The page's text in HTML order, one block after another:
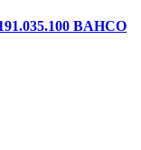
BAHCO